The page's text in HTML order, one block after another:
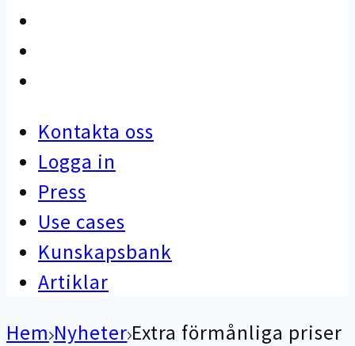
Kontakta oss
Logga in
Press
Use cases
Kunskapsbank
Artiklar
Hem Nyheter Extra förmånliga priser